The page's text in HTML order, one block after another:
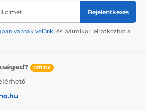
címét Bejelentkezés
vannak velünk, és bármikor leiratkozhat a
offline